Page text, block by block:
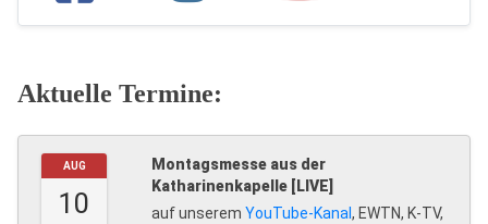
Aktuelle Termine:
AUG
10
Montagsmesse aus der
Katharinenkapelle [LIVE]
auf unserem YouTube-Kanal, EWTN, K-TV,